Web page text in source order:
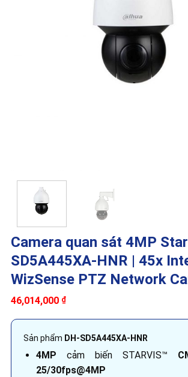
Camera quan sát 4MP
SD5A445XA-HNR | 45x
WizSense PTZ Network
46,014,000 ₫
Sản phẩm DH-SD5A445XA-HNR
4MP cảm biến STARVIS™
25/30fps@4MP